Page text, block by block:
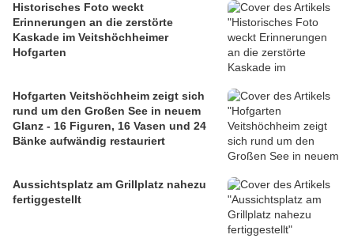
Historisches Foto weckt
Erinnerungen an die zerstörte
Kaskade im Veitshöchheimer
Hofgarten
Hofgarten Veitshöchheim zeigt sich
rund um den Großen See in neuem
Glanz - 16 Figuren, 16 Vasen und 24
Bänke aufwändig restauriert
Aussichtsplatz am Grillplatz nahezu
fertiggestellt